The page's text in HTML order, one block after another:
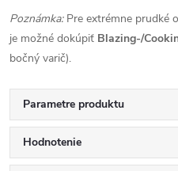
Poznámka:Pre extrémne prudké
je možné dokúpiť Blazing-/
bočný varič).
Parametre produktu
Hodnotenie